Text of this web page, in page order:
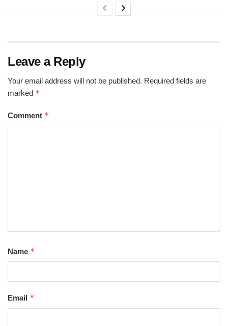
Leave a Reply
Your email address will not be published. Required fields are
marked *
Comment *
Name *
Email *